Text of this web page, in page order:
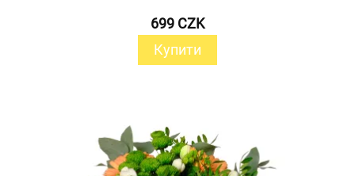
699 CZK
Купити